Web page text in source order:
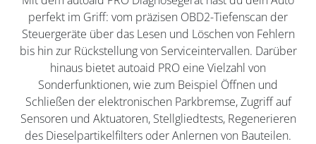
perfekt im Griff: vom präzisen OBD2-Tiefenscan der
Steuergeräte über das Lesen und Löschen von Fehlern
bis hin zur Rückstellung von Serviceintervallen. Darüber
hinaus bietet autoaid PRO eine Vielzahl von
Sonderfunktionen, wie zum Beispiel Öffnen und
Schließen der elektronischen Parkbremse, Zugriff auf
Sensoren und Aktuatoren, Stellgliedtests, Regenerieren
des Dieselpartikelfilters oder Anlernen von Bauteilen.